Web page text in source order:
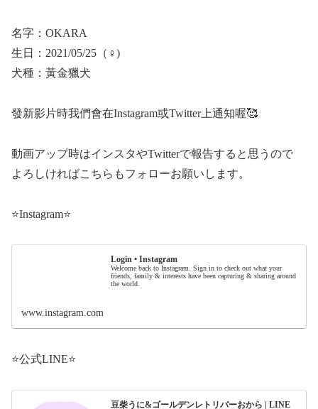
名字：OKARA
生日：2021/05/25（♀)
犬種：黃金獵犬
發新影片時我們會在Instagram或Twitter上通知喔🥰
動画アップ時はインスタやTwitterで報告すると思うので
よろしければこちらもフォローお願いします。
⭐️Instagram⭐️
Login • Instagram
Welcome back to Instagram. Sign in to check out what your
friends, family & interests have been capturing & sharing around
the world.
www.instagram.com
⭐️公式LINE⭐️
豆柴うに&ゴールデンレトリバーおから | LINE